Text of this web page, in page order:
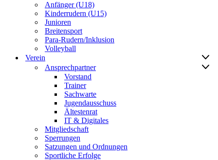
Anfänger (U18)
Kinderrudern (U15)
Junioren
Breitensport
Para-Rudern/Inklusion
Volleyball
Verein
Ansprechpartner
Vorstand
Trainer
Sachwarte
Jugendausschuss
Ältestenrat
IT & Digitales
Mitgliedschaft
Sperrungen
Satzungen und Ordnungen
Sportliche Erfolge